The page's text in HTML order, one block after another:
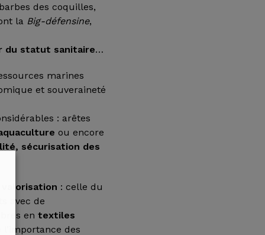
des coquilles,
la Big-défensine,
du statut sanitaire…
marines
et souveraineté
: arêtes
ou encore
sécurisation des
: celle du
avec de
entextiles
des